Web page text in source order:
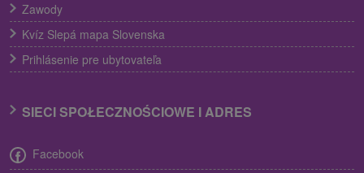
Zawody
Kvíz Slepá mapa Slovenska
Prihlásenie pre ubytovateľa
SIECI SPOŁECZNOŚCIOWE I ADRES
Facebook